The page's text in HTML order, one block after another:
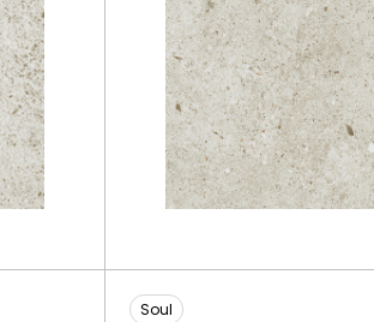
Soul